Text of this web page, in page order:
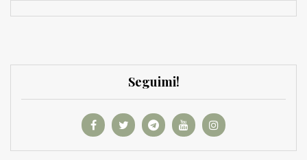
Seguimi!